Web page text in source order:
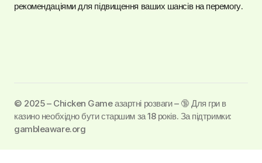
рекомендаціями для підвищення ваших шансів на перемогу.
©️ 2025 – Chicken Game азартні розваги – 🔞 Для гри в
казино необхідно бути старшим за 18 років. За підтримки:
gambleaware.org